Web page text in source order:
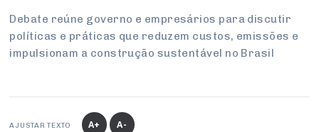
PROJETOS ESPECIAIS:
UM BRASIL
Brasil
Internacional
Inteligência Artificial
Trabalho
Empresas
Negócios
Varejo
ESG
Últimas Notícias
INSTITUCIONAL
Sobre
Negociações Coletivas
Conselho de Turismo
Conselho de Emprego e Relações do Trabalho
EMPRESAS
Debate reúne governo e empresários para discutir
políticas e práticas que reduzem custos, emissões e
impulsionam a construção sustentável no Brasil
AJUSTAR TEXTO A+ A-